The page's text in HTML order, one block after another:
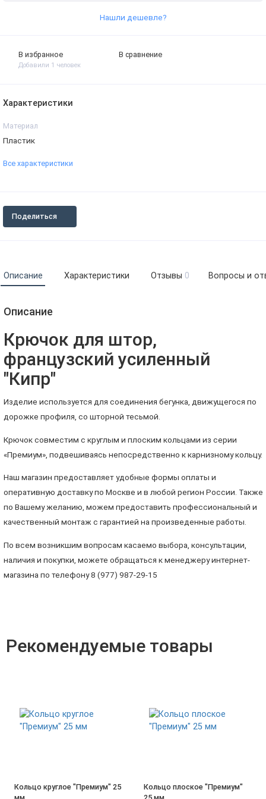
Нашли дешевле?
В избранное
Добавили 1 человек
В сравнение
Характеристики
Материал
Пластик
Все характеристики
Поделиться
Описание Характеристики Отзывы 0 Вопросы и
Описание
Крючок для штор,
французский усиленный
"Кипр"
Изделие используется для соединения бегунка, движущегося по
дорожке профиля, со шторной тесьмой.
Крючок совместим с круглым и плоским кольцами из серии
«Премиум», подвешиваясь непосредственно к карнизному кольцу.
Наш магазин предоставляет удобные формы оплаты и
оперативную доставку по Москве и в любой регион России. Также
по Вашему желанию, можем предоставить профессиональный и
качественный монтаж с гарантией на произведенные работы.
По всем возникшим вопросам касаемо выбора, консультации,
наличия и покупки, можете обращаться к менеджеру интернет-
магазина по телефону 8 (977) 987-29-15
Рекомендуемые товары
Кольцо круглое "Премиум" 25
Кольцо плоское "Премиум"